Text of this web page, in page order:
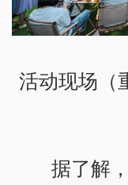
活动现场（
据了解